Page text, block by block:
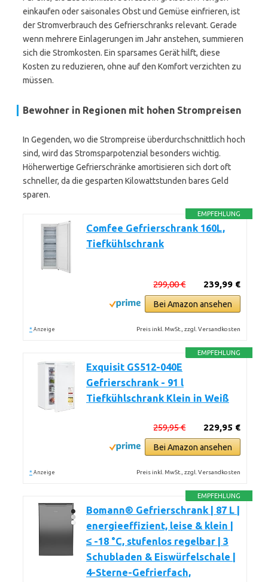
einkaufen oder saisonales Obst und Gemüse einfrieren, ist
der Stromverbrauch des Gefrierschranks relevant. Gerade
wenn mehrere Einlagerungen im Jahr anstehen, summieren
sich die Stromkosten. Ein sparsames Gerät hilft, diese
Kosten zu reduzieren, ohne auf den Komfort verzichten zu
müssen.
Bewohner in Regionen mit hohen Strompreisen
In Gegenden, wo die Strompreise überdurchschnittlich hoch
sind, wird das Stromsparpotenzial besonders wichtig.
Höherwertige Gefrierschränke amortisieren sich dort oft
schneller, da die gesparten Kilowattstunden bares Geld
sparen.
EMPFEHLUNG
Comfee Gefrierschrank 160L,
Tiefkühlschrank
239,99 €
299,00 €
Bei Amazon ansehen
* Anzeige Preis inkl. MwSt., zzgl. Versandkosten
EMPFEHLUNG
Exquisit GS512-040E
Gefrierschrank - 91 l
Tiefkühlschrank Klein in Weiß
229,95 €
259,95 €
Bei Amazon ansehen
* Anzeige Preis inkl. MwSt., zzgl. Versandkosten
EMPFEHLUNG
Bomann® Gefrierschrank | 87 L |
energieeffizient, leise & klein |
≤ -18 °C, stufenlos regelbar | 3
Schubladen & Eiswürfelschale |
4-Sterne-Gefrierfach,